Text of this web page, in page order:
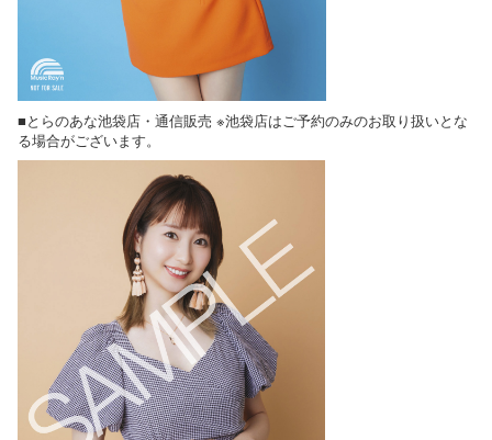
■とらのあな池袋店・通信販売 ※池袋店はご予約のみのお取り扱いとな
る場合がございます。